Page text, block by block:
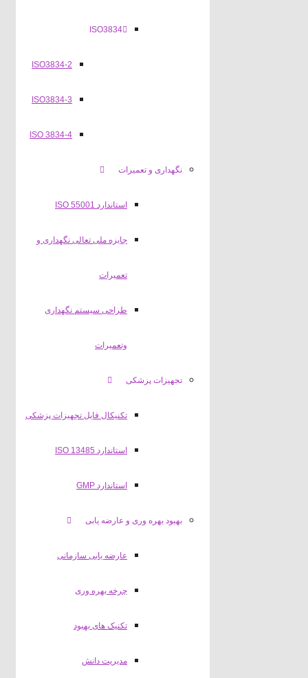
ISO3834
ISO3834-2
ISO3834-3
ISO 3834-4
نگهداری و تعمیرات
استاندارد ISO 55001
جایزه ملی تعالی نگهداری و
طراحی سیستم نگهداری
وتعمیرات
تجهیزات پزشکی
تکنیکال فایل تجهیزات پزشکی
استاندارد ISO 13485
استاندارد GMP
بهبود بهره وری و عارضه یابی
عارضه یابی سازمانی
چرخه بهره وری
تکنیک های بهبود
مدیریت دانش